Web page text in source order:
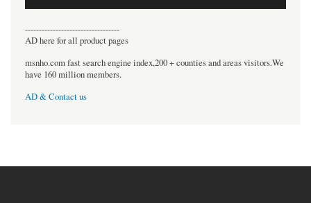
----------------------------------
AD here for all product pages
msnho.com fast search engine index,200 + counties and areas visitors.We
have 160 million members.
AD & Contact us